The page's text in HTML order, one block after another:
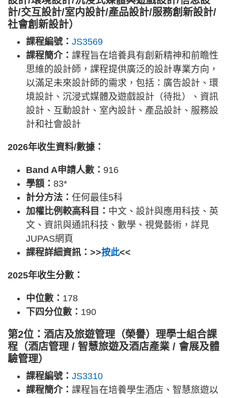
計/交互設計/室内設計/產品設計/服務創新設計/
社會創新設計）
課程編號： JS3569
課程簡介： 課程旨在培養具有創新精神和前瞻性
思維的設計師，課程提供廣泛的設計專業方向，
以滿足未來設計師的需求，包括：廣告設計、環
境設計、沉浸式媒體及遊戲設計（待批）、資訊
設計、互動設計、室內設計、產品設計、服務設
計和社會設計
2026年收生資料/數據：
Band A申請人數： 916
學額： 83*
計分方法： 任何最佳5科
加權比例較高科目： 中文、設計與應用科技、英
文、資訊與通訊科技、數學、視覺藝術，詳見
JUPAS網頁
課程詳細資訊：>>按此<<
2025年收生分數：
中位數： 178
下四分位數： 190
第2位：酒店及旅遊管理（榮譽）理學士組合課
程（酒店管理 / 智慧旅遊及酒店產業 / 會展及體
驗管理）
課程編號： JS3310
課程簡介： 課程旨在培養學生酒店、智慧旅遊以